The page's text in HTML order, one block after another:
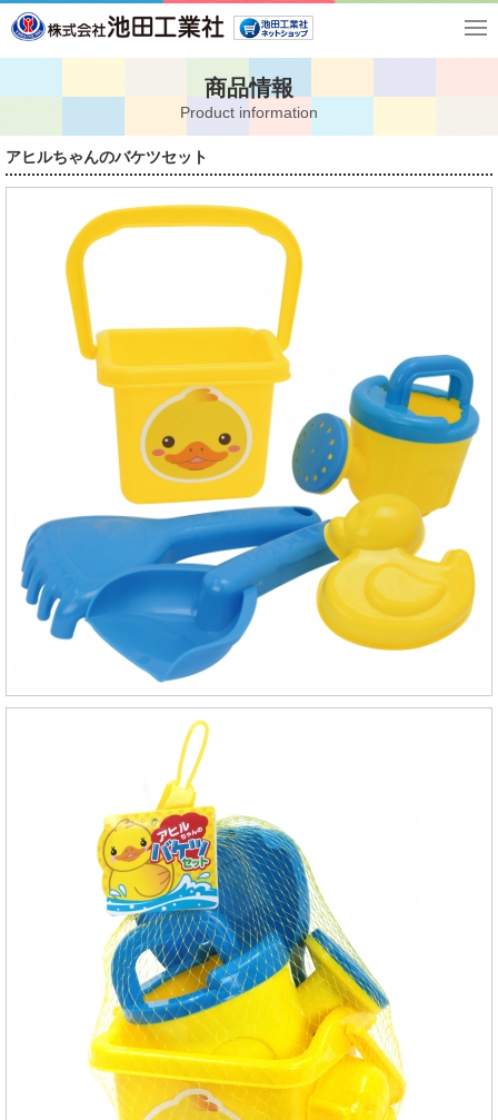
商品情報
Product information
アヒルちゃんのバケツセット